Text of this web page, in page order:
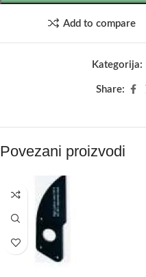
Add to compare
Kategorija:
Share:
Povezani proizvodi